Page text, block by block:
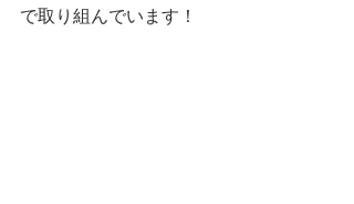
で取り組んでいます！